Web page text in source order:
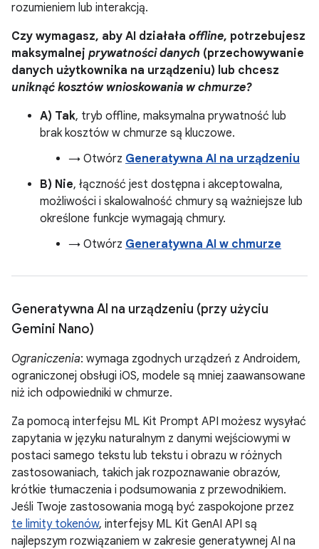
rozumieniem lub interakcją.
Czy wymagasz, aby AI działała offline, potrzebujesz
maksymalnej prywatności danych (przechowywanie
danych użytkownika na urządzeniu) lub chcesz
uniknąć kosztów wnioskowania w chmurze?
A) Tak, tryb offline, maksymalna prywatność lub
brak kosztów w chmurze są kluczowe.
→ Otwórz Generatywna AI na urządzeniu
B) Nie, łączność jest dostępna i akceptowalna,
możliwości i skalowalność chmury są ważniejsze lub
określone funkcje wymagają chmury.
→ Otwórz Generatywna AI w chmurze
Generatywna AI na urządzeniu (przy użyciu
Gemini Nano)
Ograniczenia: wymaga zgodnych urządzeń z Androidem,
ograniczonej obsługi iOS, modele są mniej zaawansowane
niż ich odpowiedniki w chmurze.
Za pomocą interfejsu ML Kit Prompt API możesz wysyłać
zapytania w języku naturalnym z danymi wejściowymi w
postaci samego tekstu lub tekstu i obrazu w różnych
zastosowaniach, takich jak rozpoznawanie obrazów,
krótkie tłumaczenia i podsumowania z przewodnikiem.
Jeśli Twoje zastosowania mogą być zaspokojone przez
te limity tokenów, interfejsy ML Kit GenAI API są
najlepszym rozwiązaniem w zakresie generatywnej AI na